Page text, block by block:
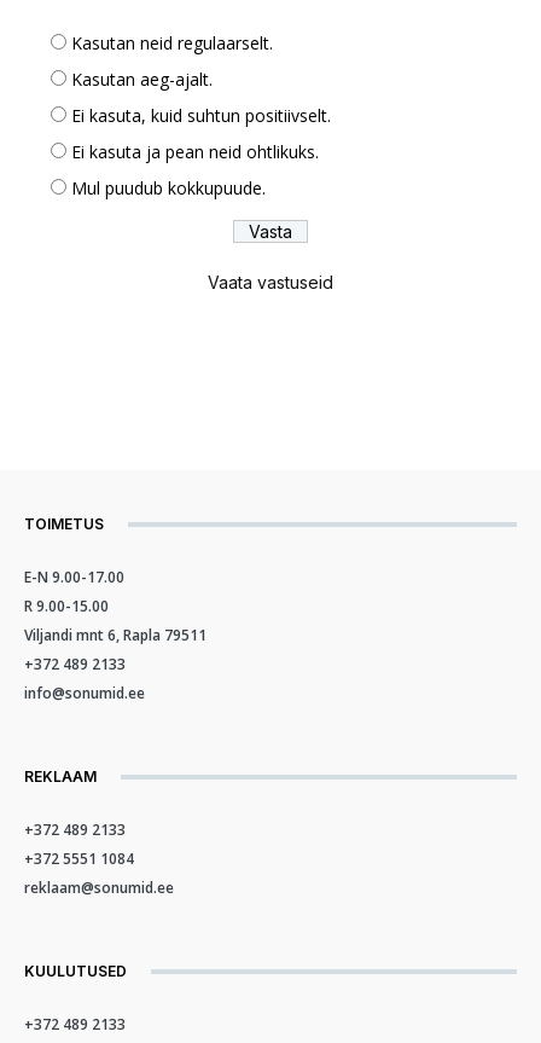
Kasutan neid regulaarselt.
Kasutan aeg-ajalt.
Ei kasuta, kuid suhtun positiivselt.
Ei kasuta ja pean neid ohtlikuks.
Mul puudub kokkupuude.
Vaata vastuseid
TOIMETUS
E-N 9.00-17.00
R 9.00-15.00
Viljandi mnt 6, Rapla 79511
+372 489 2133
info@sonumid.ee
REKLAAM
+372 489 2133
+372 5551 1084
reklaam@sonumid.ee
KUULUTUSED
+372 489 2133